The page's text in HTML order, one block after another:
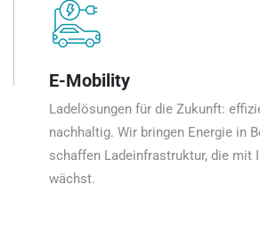
E-Mobility
Ladelösungen für die Zukunft:
nachhaltig. Wir bringen Energie in
schaffen Ladeinfrastruktur, die mit
wächst.